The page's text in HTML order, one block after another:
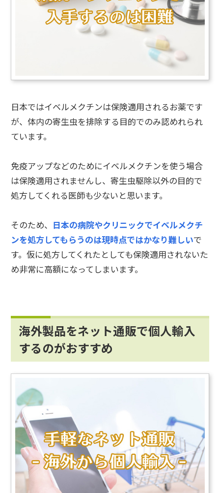
日本ではイベルメクチンは保険適用されるお薬です
が、体内の寄生虫を排除する目的でのみ認めれられ
ています。
免疫アップなどのためにイベルメクチンを使う場合
は保険適用されませんし、寄生虫駆除以外の目的で
処方してくれる医師も少ないと思います。
そのため、 日本の病院やクリニックでイベルメクチ
ンを処方してもらうのは現時点ではかなり難しいで
す。仮に処方してくれたとしても保険適用されないた
め非常に高額になってしまいます。
海外製品をネット通販で個人輸入
するのがおすすめ